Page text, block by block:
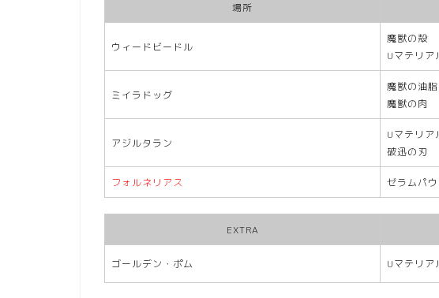
場所
ウィードビードル
魔獣の殻
Uマテリア
ミイラドッグ
魔獣の油脂
魔獣の肉
アジルタラン
Uマテリア
破迅の刃
フォルネリアス ゼラムパ
EXTRA
ゴールデン・ポム Uマテリア